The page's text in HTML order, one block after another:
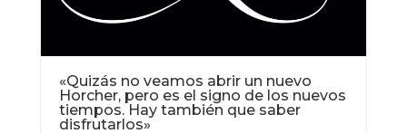
«Quizás no veamos abrir un nuevo
Horcher, pero es el signo de los nuevos
tiempos. Hay también que saber
disfrutarlos»